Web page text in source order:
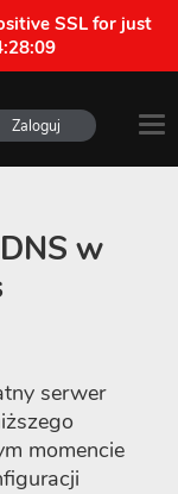
SSL for just
Zaloguj
w
serwer
momencie